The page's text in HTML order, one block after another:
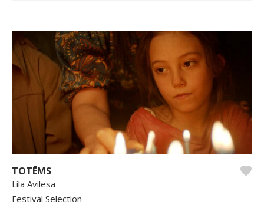
TOTĒMS
Lila Avilesa
Festival Selection